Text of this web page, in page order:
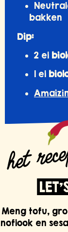
bakken
Dip:
2 el
1 el
het
Meng tofu,
en